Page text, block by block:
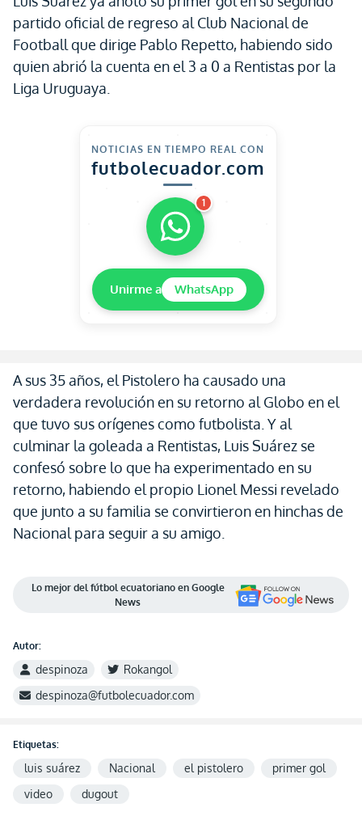
partido oficial de regreso al Club Nacional de
Football que dirige Pablo Repetto, habiendo sido
quien abrió la cuenta en el 3 a 0 a Rentistas por la
Liga Uruguaya.
NOTICIAS EN TIEMPO REAL CON
futbolecuador.com
1
Unirme a WhatsApp
A sus 35 años, el Pistolero ha causado una
verdadera revolución en su retorno al Globo en el
que tuvo sus orígenes como futbolista. Y al
culminar la goleada a Rentistas, Luis Suárez se
confesó sobre lo que ha experimentado en su
retorno, habiendo el propio Lionel Messi revelado
que junto a su familia se convirtieron en hinchas de
Nacional para seguir a su amigo.
Lo mejor del fútbol ecuatoriano en Google
News
Autor:
despinoza
Rokangol
despinoza@futbolecuador.com
Etiquetas:
luis suárez Nacional el pistolero
primer gol
video
dugout